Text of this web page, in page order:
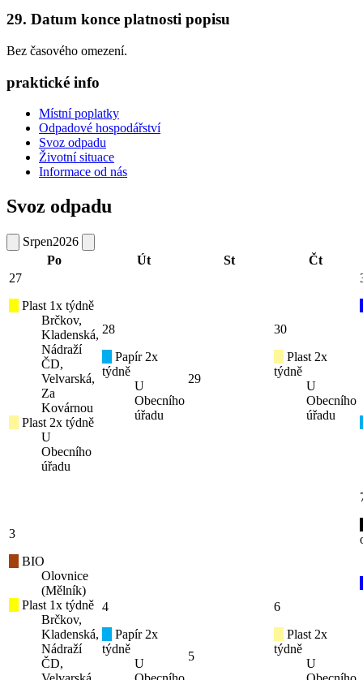
29. Datum konce platnosti popisu
Bez časového omezení.
praktické info
Místní poplatky
Odpadové hospodářství
Svoz odpadu
Životní situace
Informace od nás
Svoz odpadu
Srpen2026
Po
Út St
Čt
27
Plast 1x týdně
Brčkov,
Kladenská,
Nádraží
ČD,
Velvarská,
Za
Kovárnou
Plast 2x týdně
U
Obecního
úřadu
28
Papír 2x
týdně
U
Obecního
úřadu
29
30
Plast 2x
týdně
U
Obecního
úřadu
3
BIO
Olovnice
(Mělník)
Plast 1x týdně
Brčkov,
Kladenská,
Nádraží
ČD,
4
Papír 2x
týdně
U
5
6
Plast 2x
týdně
U